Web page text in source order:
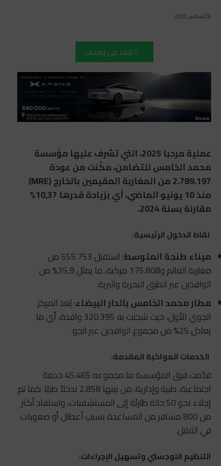
6 أغسطس 2025
تابعنا على واتساب
عملية مرحبا 2025، التي تشرف عليها مؤسسة
محمد الخامس للتضامن، مكّنت من عودة
2.789.197 من المغاربة المقيمين بالخارج (MRE)
منذ 10 يونيو الماضي، أي بزيادة قدرها 10,37%
مقارنة بسنة 2024.
نقاط الدخول الرئيسية:
ميناء طنجة المتوسط
: استقبل 555.753 من
مغاربة العالم و175.808 مركبة، ما يمثل 35,9% من
الوافدين عبر الطرق البحرية والبرية.
مطار محمد الخامس بالدار البيضاء: يُعد المركز
الجوي الأول، حيث سُجلت به 320.395 وافدة، أي ما
يعادل 25% من مجموع الوافدين عبر الجو.
الخدمات المواكبة المقدمة:
قدّمت فرق المؤسسة ما مجموعه 45.465 خدمة
اجتماعية، طبية وإدارية، من بينها 2.858 تدخلاً طبيًا. كما تم
إجلاء نحو 50 حالة طارئة إلى المستشفيات، واستفاد أكثر
من 800 مسافر من المساعدة بسبب أعطال أو صعوبات
في التنقل.
التنظيم اللوجستي وتسهيل الإجراءات: